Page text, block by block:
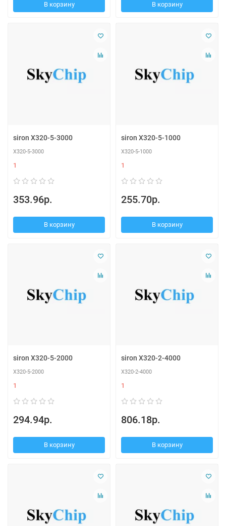
В корзину В корзину
siron X320-5-3000
X320-5-3000
1
353.96р.
В корзину
siron X320-5-1000
X320-5-1000
1
255.70р.
В корзину
siron X320-5-2000
X320-5-2000
1
294.94р.
В корзину
siron X320-2-4000
X320-2-4000
1
806.18р.
В корзину